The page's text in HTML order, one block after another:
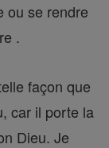
ou se rendre
.
façon que
car il porte la
Dieu. Je